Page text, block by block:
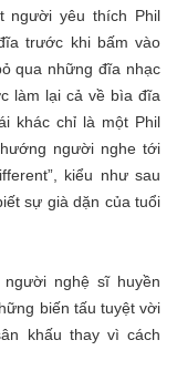
người yêu thích Phil
trước khi bấm vào
qua những đĩa nhạc
làm lại cả về bìa đĩa
khác chỉ là một Phil
người nghe tới
kiểu như sau
sự già dặn của tuổi
nghệ sĩ huyền
biến tấu tuyệt vời
khấu thay vì cách